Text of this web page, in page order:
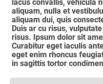
lacus convallis, vehicula
aliquam, nulla et
aliquam dui, quis
Duis ar cu risus,
risus. Ipsum dolor sit
Curabitur eget iaculis
eget enim rhoncus
in sagittis tortor